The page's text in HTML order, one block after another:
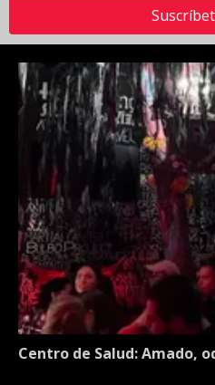
Centro de Salud: Amado,